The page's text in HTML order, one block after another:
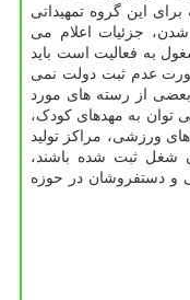
این گروه تمهیداتی
جزئیات اعلام می
به فعالیت است باید
عدم ثبت دولت نمی
بعضی از رسته های مورد
توان به مهدهای کودک،
ورزشی، مراکز تولید
شغل ثبت شده باشند،
و دستفروشان در حوزه